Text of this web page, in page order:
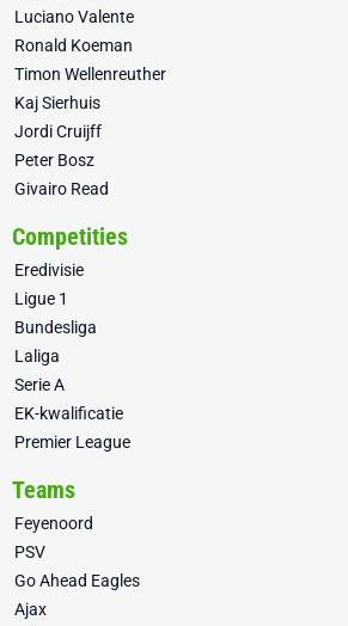
Luciano Valente
Ronald Koeman
Timon Wellenreuther
Kaj Sierhuis
Jordi Cruijff
Peter Bosz
Givairo Read
Competities
Eredivisie
Ligue 1
Bundesliga
Laliga
Serie A
EK-kwalificatie
Premier League
Teams
Feyenoord
PSV
Go Ahead Eagles
Ajax